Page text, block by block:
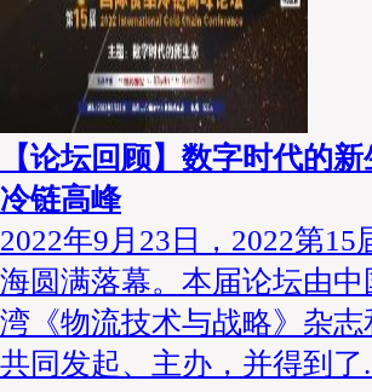
【论坛回顾】数字时代的
冷链高峰
2022年9月23日，2022第
海圆满落幕。本届论坛由
湾《物流技术与战略》杂
共同发起、主办，并得到了